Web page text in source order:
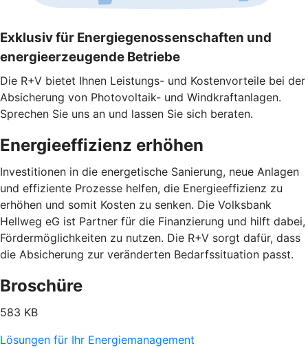
Exklusiv für Energiegenossenschaften und
energieerzeugende Betriebe
Die R+V bietet Ihnen Leistungs- und Kostenvorteile bei der
Absicherung von Photovoltaik- und Windkraftanlagen.
Sprechen Sie uns an und lassen Sie sich beraten.
Energieeffizienz erhöhen
Investitionen in die energetische Sanierung, neue Anlagen
und effiziente Prozesse helfen, die Energieeffizienz zu
erhöhen und somit Kosten zu senken. Die Volksbank
Hellweg eG ist Partner für die Finanzierung und hilft dabei,
Fördermöglichkeiten zu nutzen. Die R+V sorgt dafür, dass
die Absicherung zur veränderten Bedarfssituation passt.
Broschüre
583 KB
Lösungen für Ihr Energiemanagement